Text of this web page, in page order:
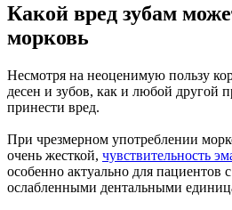
Какой вред зубам
морковь
Несмотря на неоценимую пользу
десен и зубов, как и любой другой
принести вред.
При чрезмерном употреблении
очень жесткой, чувствительность
особенно актуально для
ослабленными дентальными